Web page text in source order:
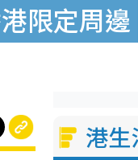
限定周邊
港生